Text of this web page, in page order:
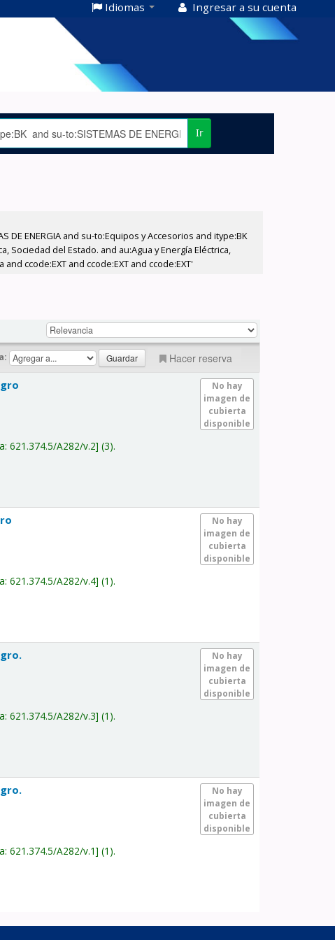
Idiomas Ingresar a su cuenta
Ir
ENERGIA and su-to:Equipos y Accesorios and itype:BK
Sociedad del Estado. and au:Agua y Energía Eléctrica,
ccode:EXT and ccode:EXT and ccode:EXT'
Hacer reserva
No hay
imagen de
cubierta
disponible
621.374.5/A282/v.2 (3).
No hay
imagen de
cubierta
disponible
621.374.5/A282/v.4 (1).
No hay
imagen de
cubierta
disponible
621.374.5/A282/v.3 (1).
No hay
imagen de
cubierta
disponible
621.374.5/A282/v.1 (1).